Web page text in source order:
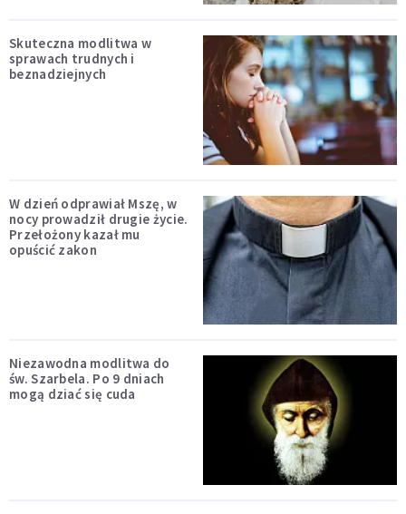
Skuteczna modlitwa w
sprawach trudnych i
beznadziejnych
W dzień odprawiał Mszę, w
nocy prowadził drugie życie.
Przełożony kazał mu
opuścić zakon
Niezawodna modlitwa do
św. Szarbela. Po 9 dniach
mogą dziać się cuda